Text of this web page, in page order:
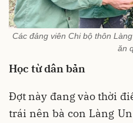
Các đảng viên Chi bộ thôn
ăn
Học từ dân bản
Đợt này đang vào thời
trái nên bà con Làng